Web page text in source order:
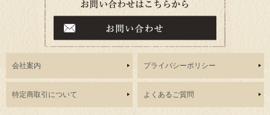
会社案内 プライバシーポリシー
特定商取引について よくあるご質問